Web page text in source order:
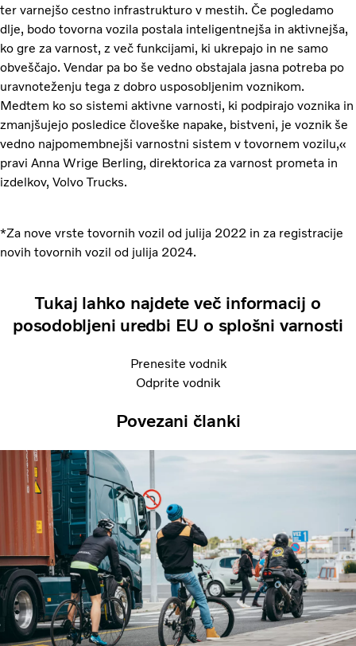
ter varnejšo cestno infrastrukturo v mestih. Če pogledamo
dlje, bodo tovorna vozila postala inteligentnejša in aktivnejša,
ko gre za varnost, z več funkcijami, ki ukrepajo in ne samo
obveščajo. Vendar pa bo še vedno obstajala jasna potreba po
uravnoteženju tega z dobro usposobljenim voznikom.
Medtem ko so sistemi aktivne varnosti, ki podpirajo voznika in
zmanjšujejo posledice človeške napake, bistveni, je voznik še
vedno najpomembnejši varnostni sistem v tovornem vozilu,«
pravi Anna Wrige Berling, direktorica za varnost prometa in
izdelkov, Volvo Trucks.
*Za nove vrste tovornih vozil od julija 2022 in za registracije
novih tovornih vozil od julija 2024.
Tukaj lahko najdete več informacij o
posodobljeni uredbi EU o splošni varnosti
Prenesite vodnik
Odprite vodnik
Povezani članki